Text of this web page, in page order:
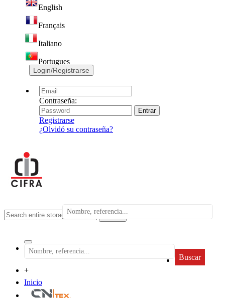
English
Français
Italiano
Portugues
Login/Registrarse
Contraseña:
Registrarse
¿Olvidó su contraseña?
search
Buscar
+
Inicio